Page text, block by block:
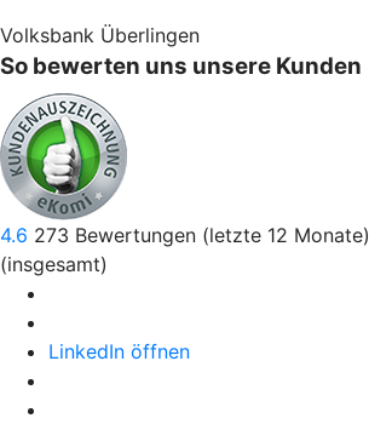
Volksbank Überlingen
So bewerten uns unsere Kunden
4.6 273 Bewertungen (letzte 12 Monate)
(insgesamt)
LinkedIn öffnen